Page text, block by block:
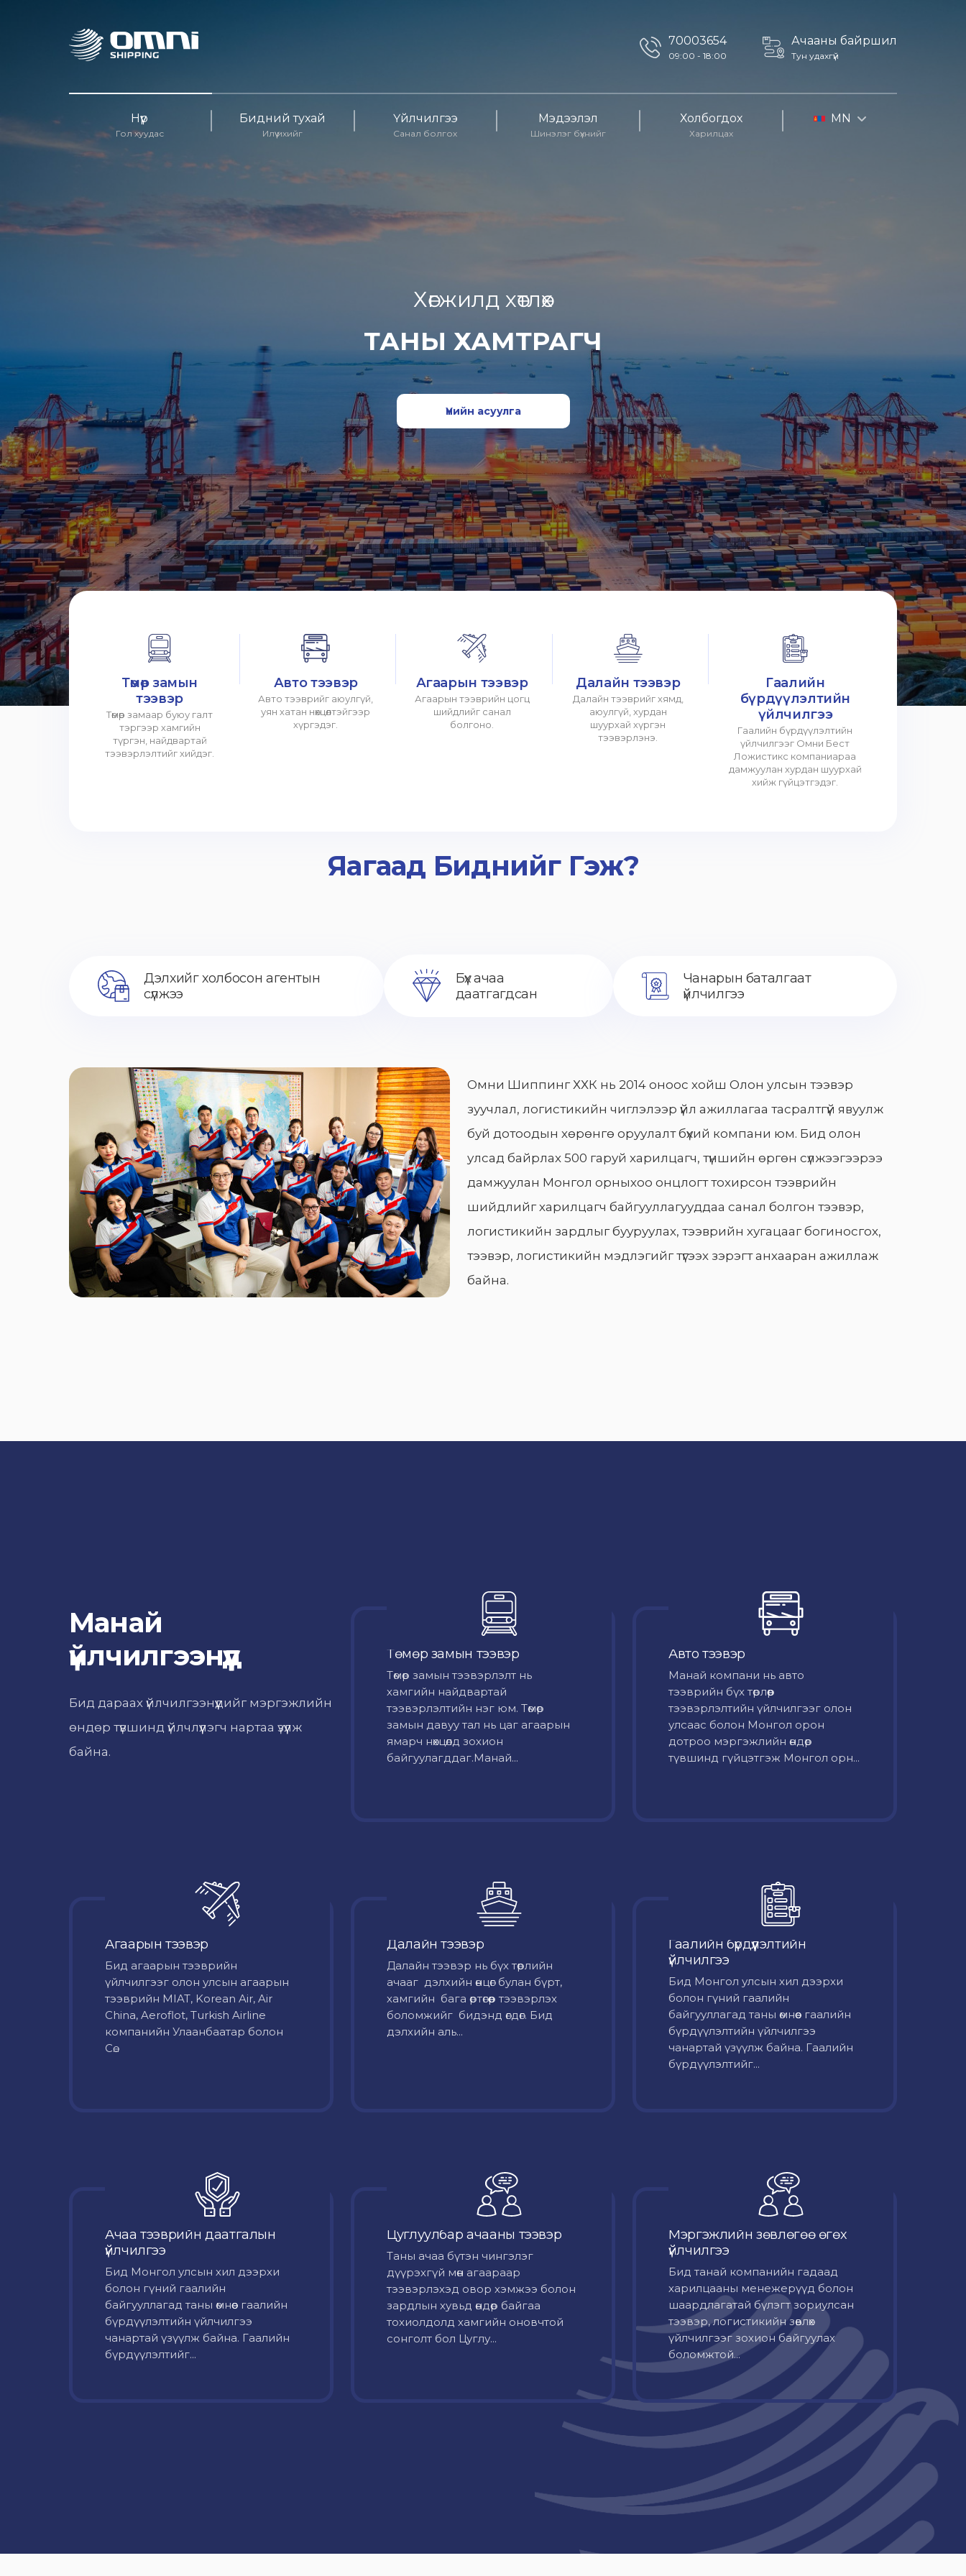
70003654
09:00 - 18:00
Ачааны байршил
Тун удахгүй
Нүүр
Гол хуудас
Бидний тухай
Илүү ихийг
Үйлчилгээ
Санал болгох
Мэдээлэл
Шинэлэг бүхнийг
Холбогдох
Харилцах
MN
Хөгжилд хөтлөх
ТАНЫ ХАМТРАГЧ
Үнийн асуулга
Төмөр замын
тээвэр
Төмөр замаар буюу галт
тэргээр хамгийн
түргэн, найдвартай
тээвэрлэлтийг хийдэг.
Авто тээвэр
Авто тээврийг аюулгүй,
уян хатан нөхцөлтэйгээр
хүргэдэг.
Агаарын тээвэр
Агаарын тээврийн цогц
шийдлийг санал
болгоно.
Далайн тээвэр
Далайн тээврийг хямд,
аюулгүй, хурдан
шуурхай хүргэн
тээвэрлэнэ.
Гаалийн
бүрдүүлэлтийн
үйлчилгээ
Гаалийн бүрдүүлэлтийн
үйлчилгээг Омни Бест
Ложистикс компаниараа
дамжуулан хурдан шуурхай
хийж гүйцэтгэдэг.
Яагаад Биднийг Гэж?
Дэлхийг холбосон агентын
сүлжээ
Бүх ачаа
даатгагдсан
Чанарын баталгаат
үйлчилгээ
Омни Шиппинг ХХК нь 2014 оноос хойш Олон улсын тээвэр
зуучлал, логистикийн чиглэлээр үйл ажиллагаа тасралтгүй явуулж
буй дотоодын хөрөнгө оруулалт бүхий компани юм. Бид олон
улсад байрлах 500 гаруй харилцагч, түншийн өргөн сүлжээгээрээ
дамжуулан Монгол орныхоо онцлогт тохирсон тээврийн
шийдлийг харилцагч байгууллагууддаа санал болгон тээвэр,
логистикийн зардлыг бууруулах, тээврийн хугацааг богиносгох,
тээвэр, логистикийн мэдлэгийг түгээх зэрэгт анхааран ажиллаж
байна.
Манай
үйлчилгээнүүд
Бид дараах үйлчилгээнүүдийг мэргэжлийн
өндөр түвшинд үйлчлүүлэгч нартаа үзүүлж
байна.
Төмөр замын тээвэр
Төмөр замын тээвэрлэлт нь
хамгийн найдвартай
тээвэрлэлтийн нэг юм. Төмөр
замын давуу тал нь цаг агаарын
ямарч нөхцөлд зохион
байгуулагддаг.Манай...
Авто тээвэр
Mанай компани нь авто
тээврийн бүх төрлөөр
тээвэрлэлтийн үйлчилгээг олон
улсаас болон Монгол орон
дотроо мэргэжлийн өндөр
түвшинд гүйцэтгэж Монгол орн...
Агаарын тээвэр
Бид агаарын тээврийн
үйлчилгээг олон улсын агаарын
тээврийн MIAT, Korean Air, Air
China, Aeroflot, Turkish Airline
компанийн Улаанбаатар болон
Сө...
Далайн тээвэр
Далайн тээвэр нь бүх төрлийн
ачааг дэлхийн өнцөг булан бүрт,
хамгийн бага өртөгөөр тээвэрлэх
боломжийг бидэнд өгдөг. Бид
дэлхийн аль...
Гаалийн бүрдүүлэлтийн
үйлчилгээ
Бид Монгол улсын хил дээрхи
болон гүний гаалийн
байгууллагад таны өмнөөс гаалийн
бүрдүүлэлтийн үйлчилгээ
чанартай үзүүлж байна. Гаалийн
бүрдүүлэлтийг...
Ачаа тээврийн даатгалын
үйлчилгээ
Бид Монгол улсын хил дээрхи
болон гүний гаалийн
байгууллагад таны өмнөөс гаалийн
бүрдүүлэлтийн үйлчилгээ
чанартай үзүүлж байна. Гаалийн
бүрдүүлэлтийг...
Цуглуулбар ачааны тээвэр
Таны ачаа бүтэн чингэлэг
дүүрэхгүй мөн агаараар
тээвэрлэхэд овор хэмжээ болон
зардлын хувьд өндөр байгаа
тохиолдолд хамгийн оновчтой
сонголт бол Цуглу...
Мэргэжлийн зөвлөгөө өгөх
үйлчилгээ
Бид танай компанийн гадаад
харилцааны менежерүүд болон
шаардлагатай бүлэгт зориулсан
тээвэр, логистикийн зөвлөх
үйлчилгээг зохион байгуулах
боломжтой...